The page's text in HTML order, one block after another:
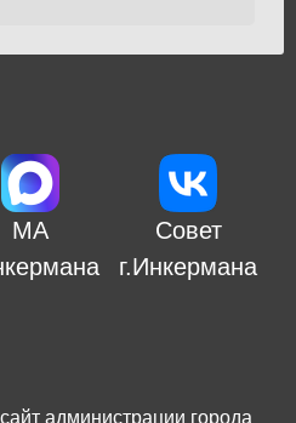
МА
Совет
г.Инкермана
администрации города